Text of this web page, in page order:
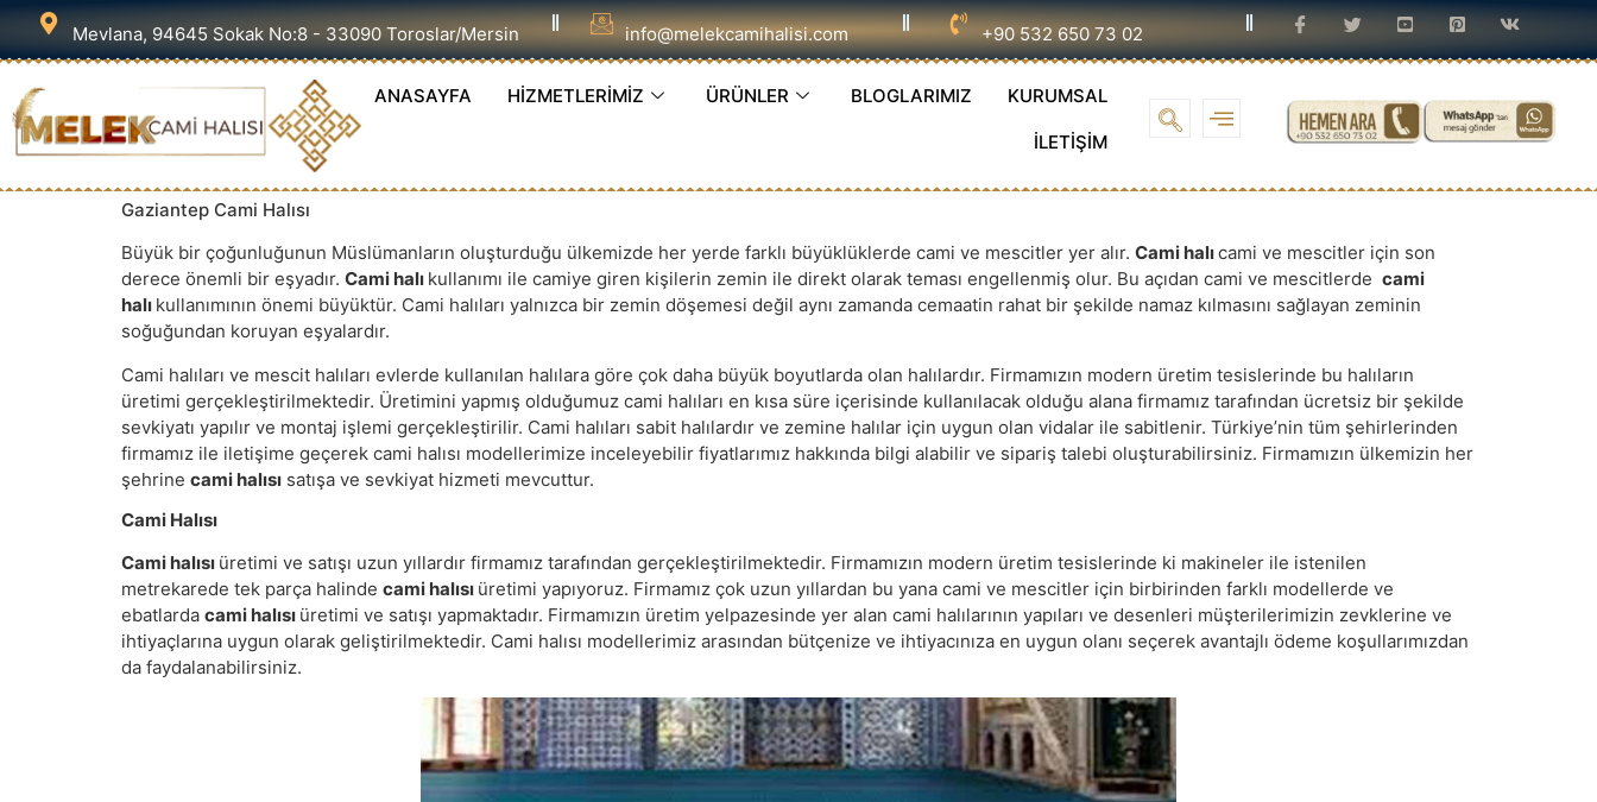
Mevlana, 94645 Sokak No:8 - 33090 Toroslar/Mersin info@melekcamihalisi.com +90 532 650 73 02
ANASAYFA HİZMETLERİMİZ ÜRÜNLER BLOGLARIMIZ KURUMSAL
İLETİŞİM
Gaziantep Cami Halısı
Büyük bir çoğunluğunun Müslümanların oluşturduğu ülkemizde her yerde farklı büyüklüklerde cami ve mescitler yer alır. Cami halıcami ve mescitler için son
derece önemli bir eşyadır. Cami halı kullanımı ile camiye giren kişilerin zemin ile direkt olarak teması engellenmiş olur. Bu açıdan cami ve mescitlerde cami
halı kullanımının önemi büyüktür. Cami halıları yalnızca bir zemin döşemesi değil aynı zamanda cemaatin rahat bir şekilde namaz kılmasını sağlayan zeminin
soğuğundan koruyan eşyalardır.
Cami halıları ve mescit halıları evlerde kullanılan halılara göre çok daha büyük boyutlarda olan halılardır. Firmamızın modern üretim tesislerinde bu halıların
üretimi gerçekleştirilmektedir. Üretimini yapmış olduğumuz cami halıları en kısa süre içerisinde kullanılacak olduğu alana firmamız tarafından ücretsiz bir şekilde
sevkiyatı yapılır ve montaj işlemi gerçekleştirilir. Cami halıları sabit halılardır ve zemine halılar için uygun olan vidalar ile sabitlenir. Türkiye’nin tüm şehirlerinden
firmamız ile iletişime geçerek cami halısı modellerimize inceleyebilir fiyatlarımız hakkında bilgi alabilir ve sipariş talebi oluşturabilirsiniz. Firmamızın ülkemizin her
şehrine cami halısı satışa ve sevkiyat hizmeti mevcuttur.
Cami Halısı
Cami halısı üretimi ve satışı uzun yıllardır firmamız tarafından gerçekleştirilmektedir. Firmamızın modern üretim tesislerinde ki makineler ile istenilen
metrekarede tek parça halinde cami halısı üretimi yapıyoruz. Firmamız çok uzun yıllardan bu yana cami ve mescitler için birbirinden farklı modellerde ve
ebatlarda cami halısı üretimi ve satışı yapmaktadır. Firmamızın üretim yelpazesinde yer alan cami halılarının yapıları ve desenleri müşterilerimizin zevklerine ve
ihtiyaçlarına uygun olarak geliştirilmektedir. Cami halısı modellerimiz arasından bütçenize ve ihtiyacınıza en uygun olanı seçerek avantajlı ödeme koşullarımızdan
da faydalanabilirsiniz.